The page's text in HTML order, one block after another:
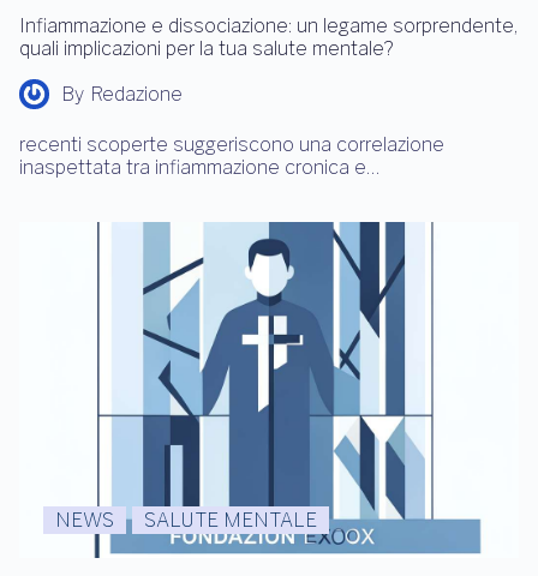
Infiammazione e dissociazione: un legame sorprendente,
quali implicazioni per la tua salute mentale?
By Redazione
recenti scoperte suggeriscono una correlazione
inaspettata tra infiammazione cronica e…
NEWS SALUTE MENTALE